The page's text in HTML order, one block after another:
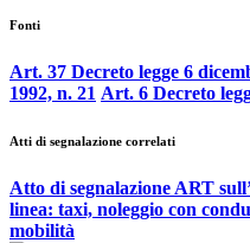
Fonti
Art. 37 Decreto legge 6
1992, n. 21 Art. 6 Decreto
Atti di segnalazione correlati
Atto di segnalazione ART
linea: taxi, noleggio con
mobilità